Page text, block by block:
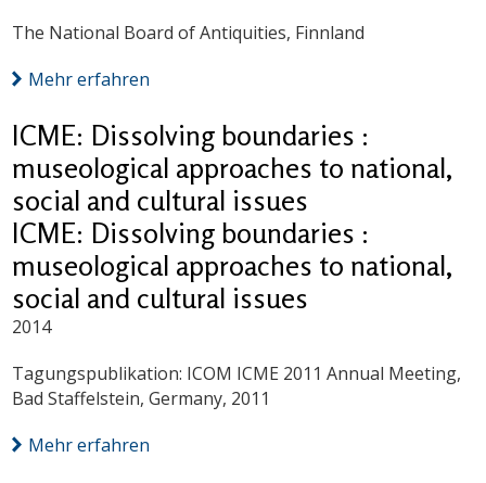
The National Board of Antiquities, Finnland
Mehr erfahren
ICME: Dissolving boundaries :
museological approaches to national,
social and cultural issues
ICME: Dissolving boundaries :
museological approaches to national,
social and cultural issues
2014
Tagungspublikation: ICOM ICME 2011 Annual Meeting,
Bad Staffelstein, Germany, 2011
Mehr erfahren